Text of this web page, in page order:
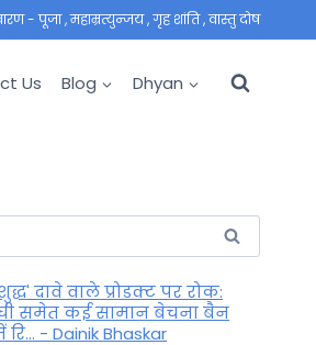
- पूजा , महाम्रत्युन्जय , गृह शांति , वास्तु दोष
Us Blog Dhyan
दावे वाले प्रोडक्ट पर रोक:
समेत कई सामान बेचना बैन
- Dainik Bhaskar